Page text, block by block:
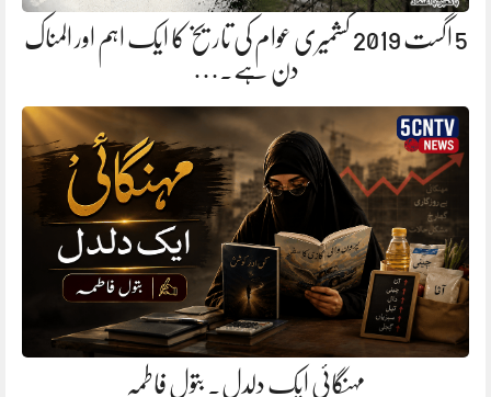
5 اگست 2019 کشمیری عوام کی تاریخ کا ایک اہم اور المناک
دن ہے.…
مہنگائی ایک دلدل. بتول فاطمہ